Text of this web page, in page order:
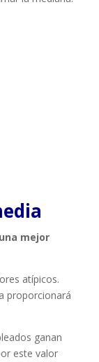
mejor
atípicos.
proporcionará
ganan
este valor